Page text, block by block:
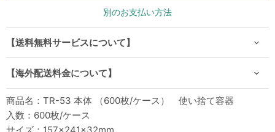
別のお支払い方法
【送料無料サービスについて】
【海外配送料金について】
商品名：TR-53 本体 （600枚/ケース） 使い捨て容器
入数：600枚/ケース